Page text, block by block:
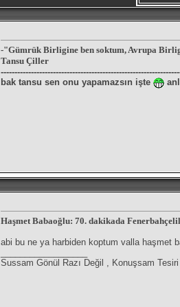
-"Gümrük Birligine ben soktum, Avrupa
Tansu Çiller
bak tansu sen onu yapamazsın işte
Haşmet Babaoğlu: 70. dakikada
abi bu ne ya harbiden koptum valla haşmet
Sussam Gönül Razı Değil , Konuşsam